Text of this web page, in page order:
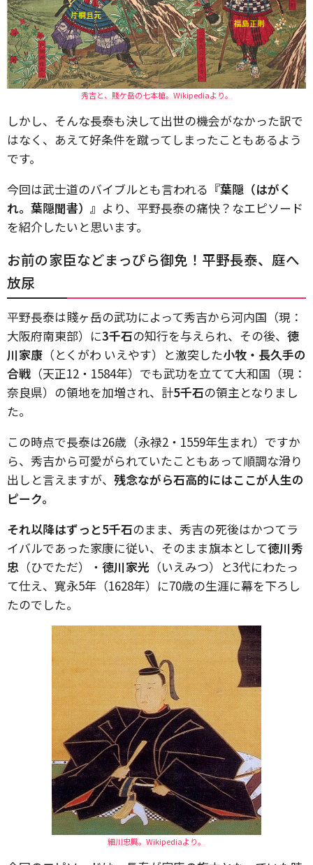
秀吉と、賤ケ岳の七本槍。Wikipediaより。
しかし、そんな長泰も決して出世の機会がなかった訳で
はなく、あえて好条件を蹴ってしまったこともあるよう
です。
今回は武士道のバイブルとも言われる 『葉隠（はがく
れ。葉隠聞書）』 より、平野長泰の痛快？なエピソード
を紹介したいと思います。
お前の家臣などまっぴら御免！平野長泰、庭へ
放尿
平野長泰は賤ヶ岳の武功によって秀吉から河内国（現：
大阪府南東部）に3千石の知行を与えられ、その後、 徳
川家康 （とくがわ いえやす）と激突した小牧・長久手の
合戦 （天正12・1584年）でも武功を立てて大和国（現：
奈良県）の領地を加増され、計5千石の領主となりまし
た。
この時点で長泰は26歳（永禄2・1559年生まれ）ですか
ら、秀吉から可愛がられていたこともあって順調な滑り
出しと言えますが、 残念ながら石高的にはここが人生の
ピーク。
それ以降はずっと5千石のまま、秀吉の死後はかつてラ
イバルであった家康に従い、そのまま旗本として徳川秀
忠 （ひでただ）・ 徳川家光 （いえみつ）と3代にわたっ
て仕え、寛永5年（1628年）に70歳の生涯に幕を下ろし
たのでした。
細川忠興。Wikipediaより。